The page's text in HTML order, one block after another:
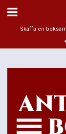
Skaffa en